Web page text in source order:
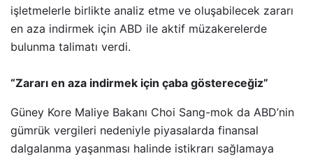
işletmelerle birlikte analiz etme ve oluşabilecek zararı
en aza indirmek için ABD ile aktif müzakerelerde
bulunma talimatı verdi.
“Zararı en aza indirmek için çaba göstereceğiz”
Güney Kore Maliye Bakanı Choi Sang-mok da ABD’nin
gümrük vergileri nedeniyle piyasalarda finansal
dalgalanma yaşanması halinde istikrarı sağlamaya